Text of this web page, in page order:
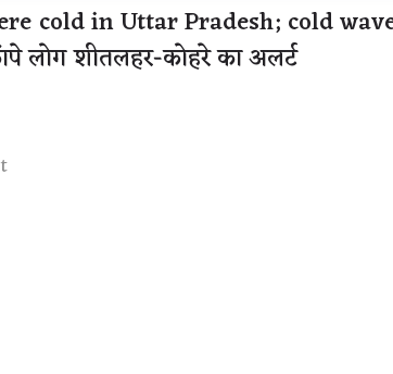
cold in Uttar Pradesh; cold
लोग शीतलहर-कोहरे का अलर्ट